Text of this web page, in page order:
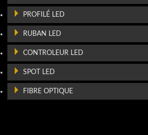
PROFILÉ LED
RUBAN LED
CONTROLEUR LED
SPOT LED
FIBRE OPTIQUE